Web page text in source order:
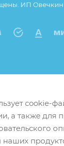
ИП Овечкин
cookie-
а также для